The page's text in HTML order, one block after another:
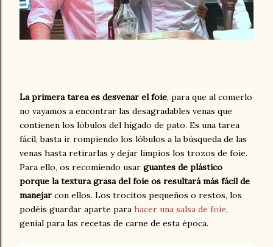
La primera tarea es desvenar el foie, para que al comerlo
no vayamos a encontrar las desagradables venas que
contienen los lóbulos del hígado de pato. Es una tarea
fácil, basta ir rompiendo los lóbulos a la búsqueda de las
venas hasta retirarlas y dejar limpios los trozos de foie.
Para ello, os recomiendo usar guantes de plástico
porque la textura grasa del foie os resultará más fácil de
manejar con ellos. Los trocitos pequeños o restos, los
podéis guardar aparte para hacer una salsa de foie,
genial para las recetas de carne de esta época.